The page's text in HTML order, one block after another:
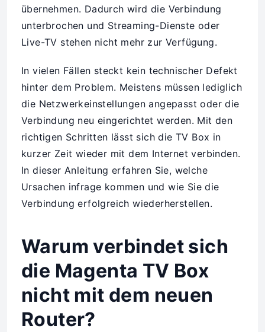
übernehmen. Dadurch wird die Verbindung
unterbrochen und Streaming-Dienste oder
Live-TV stehen nicht mehr zur Verfügung.
In vielen Fällen steckt kein technischer Defekt
hinter dem Problem. Meistens müssen lediglich
die Netzwerkeinstellungen angepasst oder die
Verbindung neu eingerichtet werden. Mit den
richtigen Schritten lässt sich die TV Box in
kurzer Zeit wieder mit dem Internet verbinden.
In dieser Anleitung erfahren Sie, welche
Ursachen infrage kommen und wie Sie die
Verbindung erfolgreich wiederherstellen.
Warum verbindet sich
die Magenta TV Box
nicht mit dem neuen
Router?